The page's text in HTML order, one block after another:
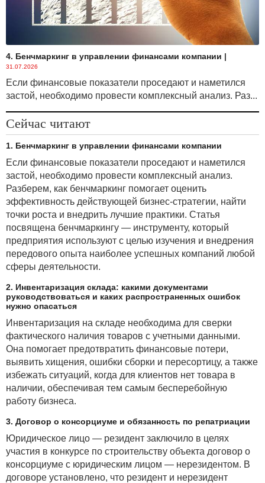
4. Бенчмаркинг в управлении финансами компании |
31.07.2026
Если финансовые показатели проседают и наметился
застой, необходимо провести комплексный анализ. Раз...
Сейчас читают
1. Бенчмаркинг в управлении финансами компании
Если финансовые показатели проседают и наметился
застой, необходимо провести комплексный анализ.
Разберем, как бенчмаркинг помогает оценить
эффективность действующей бизнес-стратегии, найти
точки роста и внедрить лучшие практики. Статья
посвящена бенчмаркингу — инструменту, который
предприятия используют с целью изучения и внедрения
передового опыта наиболее успешных компаний любой
сферы деятельности.
2. Инвентаризация склада: какими документами
руководствоваться и каких распространенных ошибок
нужно опасаться
Инвентаризация на складе необходима для сверки
фактического наличия товаров с учетными данными.
Она помогает предотвратить финансовые потери,
выявить хищения, ошибки сборки и пересортицу, а также
избежать ситуаций, когда для клиентов нет товара в
наличии, обеспечивая тем самым бесперебойную
работу бизнеса.
3. Договор о консорциуме и обязанность по репатриации
Юридическое лицо — резидент заключило в целях
участия в конкурсе по строительству объекта договор о
консорциуме с юридическим лицом — нерезидентом. В
договоре установлено, что резидент и нерезидент